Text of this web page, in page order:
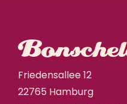
Friedensallee 12
22765 Hamburg